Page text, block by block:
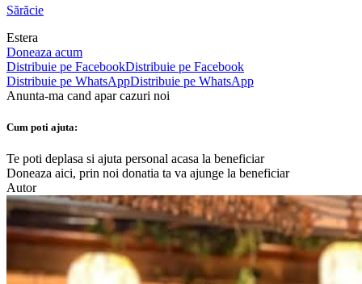
Sărăcie
Estera
Doneaza acum
Distribuie pe FacebookDistribuie pe Facebook
Distribuie pe WhatsAppDistribuie pe WhatsApp
Anunta-ma cand apar cazuri noi
Cum poti ajuta:
Te poti deplasa si ajuta personal acasa la beneficiar
Doneaza aici, prin noi donatia ta va ajunge la beneficiar
Autor